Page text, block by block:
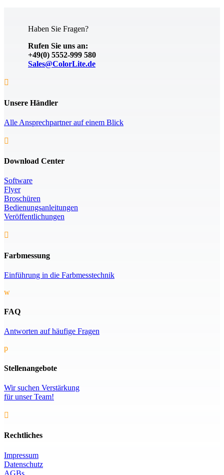
Haben Sie Fragen?
Rufen Sie uns an:
+49(0) 5552-999 580
Sales@ColorLite.de

Unsere Händler
Alle Ansprechpartner auf einem Blick

Download Center
Software
Flyer
Broschüren
Bedienungsanleitungen
Veröffentlichungen

Farbmessung
Einführung in die Farbmesstechnik
w
FAQ
Antworten auf häufige Fragen
p
Stellenangebote
Wir suchen Verstärkung
für unser Team!

Rechtliches
Impressum
Datenschutz
AGBs